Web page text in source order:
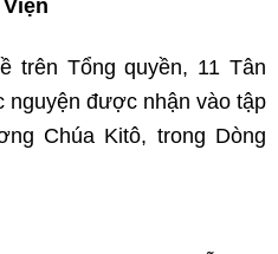
trên Tổng quyền, 11 Tân
được nhận vào tập
Chúa Kitô, trong Dòng